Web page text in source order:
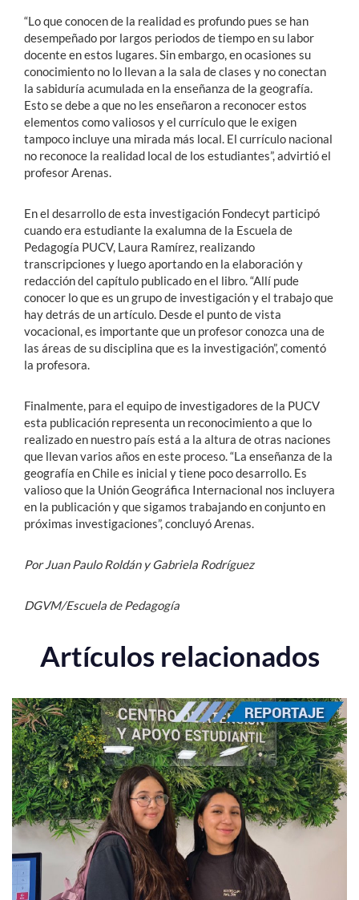
“Lo que conocen de la realidad es profundo pues se han
desempeñado por largos periodos de tiempo en su labor
docente en estos lugares. Sin embargo, en ocasiones su
conocimiento no lo llevan a la sala de clases y no conectan
la sabiduría acumulada en la enseñanza de la geografía.
Esto se debe a que no les enseñaron a reconocer estos
elementos como valiosos y el currículo que le exigen
tampoco incluye una mirada más local. El currículo nacional
no reconoce la realidad local de los estudiantes”, advirtió el
profesor Arenas.
En el desarrollo de esta investigación Fondecyt participó
cuando era estudiante la exalumna de la Escuela de
Pedagogía PUCV, Laura Ramírez, realizando
transcripciones y luego aportando en la elaboración y
redacción del capítulo publicado en el libro. “Allí pude
conocer lo que es un grupo de investigación y el trabajo que
hay detrás de un artículo. Desde el punto de vista
vocacional, es importante que un profesor conozca una de
las áreas de su disciplina que es la investigación”, comentó
la profesora.
Finalmente, para el equipo de investigadores de la PUCV
esta publicación representa un reconocimiento a que lo
realizado en nuestro país está a la altura de otras naciones
que llevan varios años en este proceso. “La enseñanza de la
geografía en Chile es inicial y tiene poco desarrollo. Es
valioso que la Unión Geográfica Internacional nos incluyera
en la publicación y que sigamos trabajando en conjunto en
próximas investigaciones”, concluyó Arenas.
Por Juan Paulo Roldán y Gabriela Rodríguez
DGVM/Escuela de Pedagogía
Artículos relacionados